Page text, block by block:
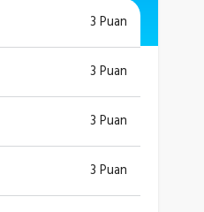
3 Puan
3 Puan
3 Puan
3 Puan